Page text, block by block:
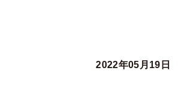
2022年05月19日